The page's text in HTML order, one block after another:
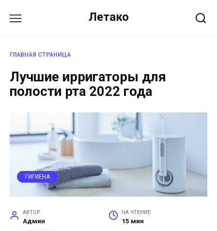
Летако
ГЛАВНАЯ СТРАНИЦА
Лучшие ирригаторы для
полости рта 2022 года
ГИГИЕНА
АВТОР
Админ
НА ЧТЕНИЕ
15 мин